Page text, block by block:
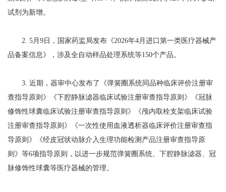
试剂为新增。
2. 5月9日，国家药监局发布《2026年4月进口第一类医疗器械产
品备案信息》，涉及全自动样品处理系统等150个产品。
3. 近期，器审中心发布了《弹簧圈系统同品种临床评价注册审
查指导原则》《下腔静脉滤器临床试验注册审查指导原则》《冠脉
修饰性球囊临床试验注册审查指导原则》《颅内取栓支架临床试验
注册审查指导原则》《一次性使用血液透析器临床评价注册审查指
导原则》《经皮冠状动脉介入生理功能检测产品注册审查指导原
则》等6项指导原则，以进一步规范弹簧圈系统、下腔静脉滤器、冠
脉修饰性球囊等医疗器械的管理。